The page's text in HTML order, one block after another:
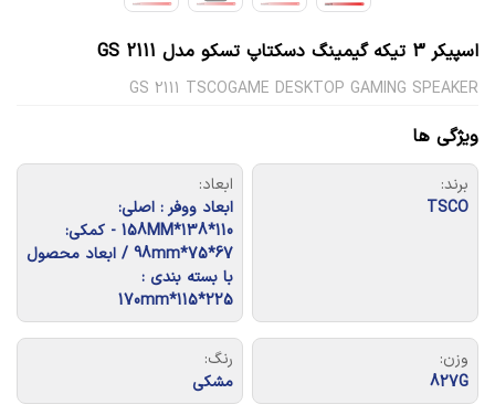
اسپیکر 3 تیکه گیمینگ دسکتاپ تسکو مدل GS 2111
GS 2111 TSCOGAME DESKTOP GAMING SPEAKER
ویژگی ها
برند:
TSCO
ابعاد:
ابعاد ووفر : اصلی:
110*138*158MM - کمکی:
67*75*98mm / ابعاد محصول
با بسته بندی :
225*115*170mm
وزن:
827G
رنگ:
مشکی